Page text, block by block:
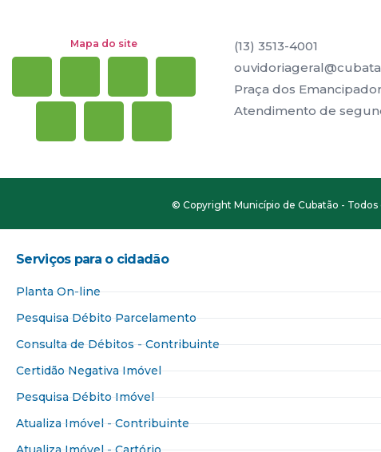
Mapa do site
(13) 3513-4001
Praça dos
Atendimento de
© Copyright Município de Cubatão -
Serviços para o cidadão​
Planta On-line
Pesquisa Débito Parcelamento
Consulta de Débitos - Contribuinte
Certidão Negativa Imóvel
Pesquisa Débito Imóvel
Atualiza Imóvel - Contribuinte